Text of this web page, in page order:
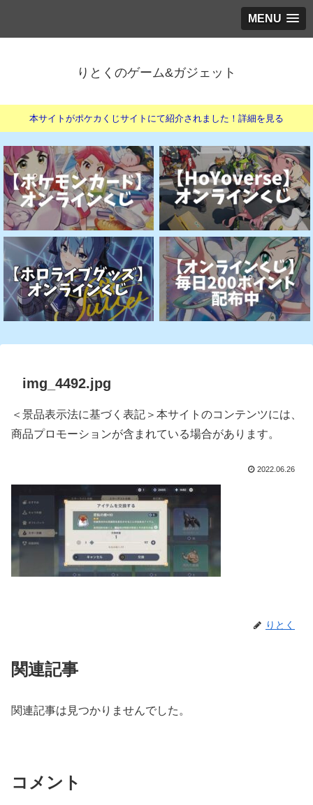
MENU
りとくのゲーム&ガジェット
本サイトがポケカくじサイトにて紹介されました！詳細を見る
img_4492.jpg
＜景品表示法に基づく表記＞本サイトのコンテンツには、
商品プロモーションが含まれている場合があります。
2022.06.26
りとく
関連記事
関連記事は見つかりませんでした。
コメント